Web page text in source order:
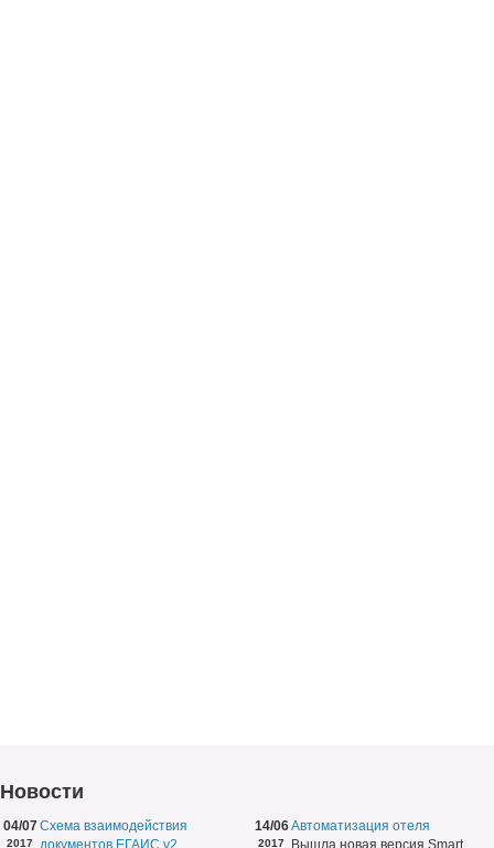
Новости
04/07
2017
Схема взаимодействия
документов ЕГАИС v2
14/06
2017
Автоматизация отеля
Вышла новая версия Smart